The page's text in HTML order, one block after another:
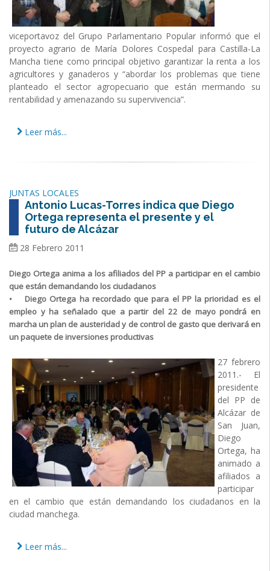
viceportavoz del Grupo Parlamentario Popular informó que el
proyecto agrario de María Dolores Cospedal para Castilla-La
Mancha tiene como principal objetivo garantizar la renta a los
agricultores y ganaderos y “abordar los problemas que tiene
planteado el sector agropecuario que están mermando su
rentabilidad y amenazando su supervivencia”.
Leer más...
JUNTAS LOCALES
Antonio Lucas-Torres indica que Diego
Ortega representa el presente y el
futuro de Alcázar
28 Febrero 2011
Diego Ortega anima a los afiliados del PP a participar en el cambio
que están demandando los ciudadanos
• Diego Ortega ha recordado que para el PP la prioridad es el
empleo y ha señalado que a partir del 22 de mayo pondrá en
marcha un plan de austeridad y de control de gasto que derivará en
un paquete de inversiones productivas
27 febrero
2011.- El
presidente
del PP de
Alcázar de
San Juan,
Diego
Ortega, ha
animado a
afiliados a
participar
en el cambio que están demandando los ciudadanos en la
ciudad manchega.
Leer más...